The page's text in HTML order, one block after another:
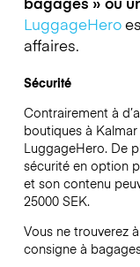
LuggageHero
affaires.
Sécurité
Contrairement à
boutiques à Kalmar
LuggageHero. De
sécurité en option
et son contenu
25000 SEK.
Vous ne trouverez à
consigne à